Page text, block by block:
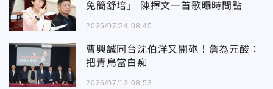
免簡舒培」 陳揮文一首歌曝時間點
2026/07/24 08:45
曹興誠同台沈伯洋又開砲！詹為元酸：
把青鳥當白痴
2026/07/13 08:53